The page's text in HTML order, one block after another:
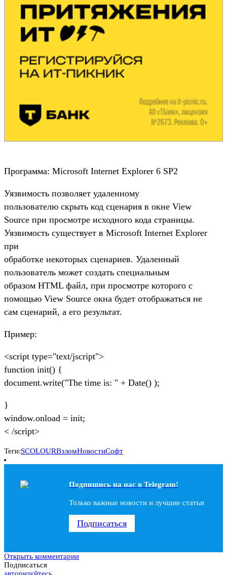
Программа: Microsoft Internet Explorer 6 SP2
Уязвимость позволяет удаленному
пользователю скрыть код сценария в окне View
Source при просмотре исходного кода страницы.
Уязвимость существует в Microsoft Internet Explorer
при
обработке некоторых сценариев. Удаленный
пользователь может создать специальным
образом HTML файл, при просмотре которого с
помощью View Source окна будет отображаться не
сам сценарий, а его результат.
Пример:
<script type="text/jscript">
function init() {
document.write("The time is: " + Date() );
}
window.onload = init;
< /script>
Теги:SCOLOURВзломНовостиСофт
Подпишись на наc в Telegram!
Только важные новости и лучшие статьи
Подписаться
Открыть комментарии
Подписаться